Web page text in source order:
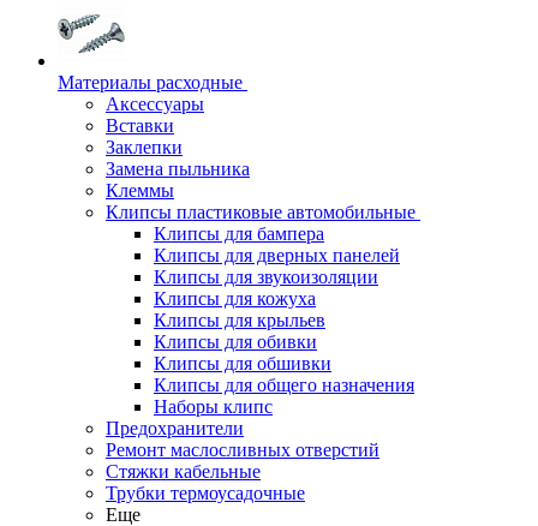
Материалы расходные
Аксессуары
Вставки
Заклепки
Замена пыльника
Клеммы
Клипсы пластиковые автомобильные
Клипсы для бампера
Клипсы для дверных панелей
Клипсы для звукоизоляции
Клипсы для кожуха
Клипсы для крыльев
Клипсы для обивки
Клипсы для обшивки
Клипсы для общего назначения
Наборы клипс
Предохранители
Ремонт маслосливных отверстий
Стяжки кабельные
Трубки термоусадочные
Еще